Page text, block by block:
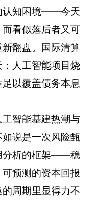
认知困境——今天
看似落后者又可
翻盘。国际清算
人工智能项目烧
以覆盖债务本息
智能基建热潮与
说是一次风险甄
分析的框架——稳
预测的资本回报
周期里显得力不